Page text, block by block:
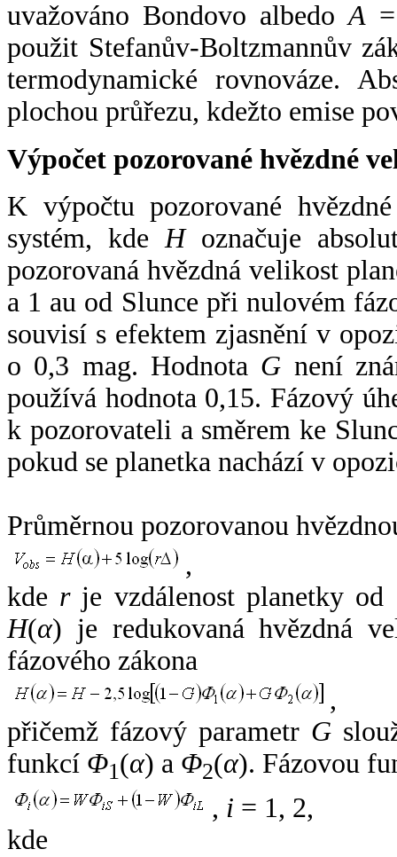
uvažováno Bondovo albedoA
použit Stefanův-Boltzmannův
termodynamické rovnováze.
plochou průřezu, kdežto emise
Výpočet pozorované hvězdné
K výpočtu pozorované
systém, kde Hoznačuje
pozorovaná hvězdná velikost
a 1 au od Slunce při nulovém
souvisí s efektem zjasnění v
o 0,3 mag. Hodnota G není
používá hodnota 0,15. Fázový
k pozorovateli a směrem ke
pokud se planetka nachází v
Průměrnou pozorovanou
,
kde rje vzdálenost planetky od
H(α) je redukovaná hvězdná
fázového zákona
,
přičemž fázový parametr G
funkcí Φ1(α) a Φ2(α). Fázovou
, i = 1, 2,
kde